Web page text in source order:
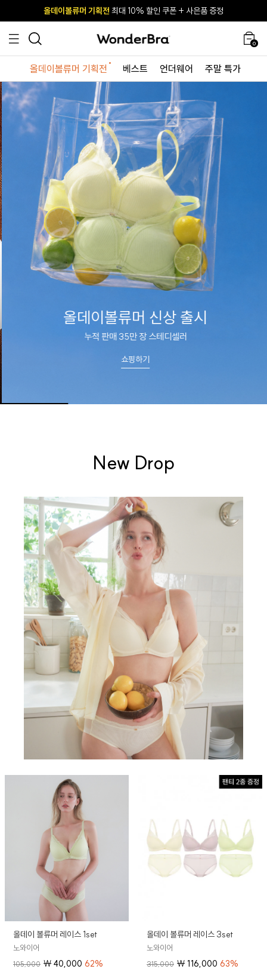
사이즈 무료 교환 서비스
올데이볼류머 기획전 최대 10% 할인 쿠폰 + 사은품 증정
사이즈 무료 교환 서비스
올데이볼류머 기획전 최대 10% 할인 쿠폰 + 사은품 증정
0
올데이볼류머 기획전 베스트 언더웨어 주말 특가
올데이볼류머 신상 출시
누적 판매 35만 장 스테디셀러
쇼핑하기
New Drop
올데이 볼류머 레이스 1set
노와이어
105,000 ₩40,000 62%
올데이 볼류머 레이스 3set
노와이어
315,000 ₩116,000 63%